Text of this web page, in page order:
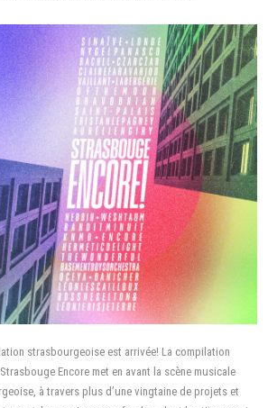
strasbourgeoise est arrivée! La compilation
Encore met en avant la scène musicale
à travers plus d’une vingtaine de projets et